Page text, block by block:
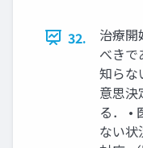
32.
治療開
べきで
知らな
意思決
る． •
ない状